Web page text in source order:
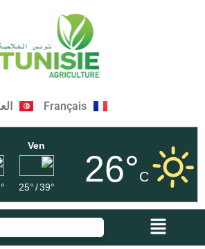
Français
26°C
Ven
39°
/
25°